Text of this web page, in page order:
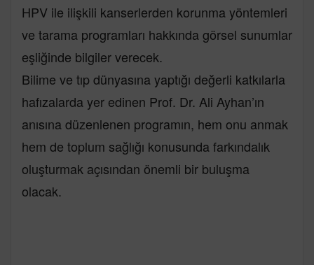
HPV ile ilişkili kanserlerden korunma yöntemleri
ve tarama programları hakkında görsel sunumlar
eşliğinde bilgiler verecek.
Bilime ve tıp dünyasına yaptığı değerli katkılarla
hafızalarda yer edinen Prof. Dr. Ali Ayhan’ın
anısına düzenlenen programın, hem onu anmak
hem de toplum sağlığı konusunda farkındalık
oluşturmak açısından önemli bir buluşma
olacak.